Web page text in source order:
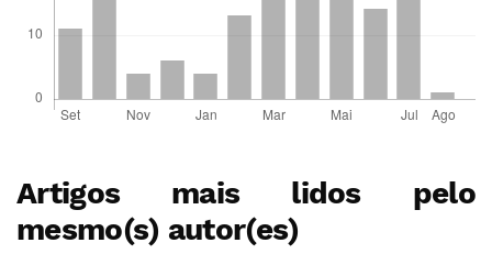
Artigos mais lidos pelo
mesmo(s) autor(es)